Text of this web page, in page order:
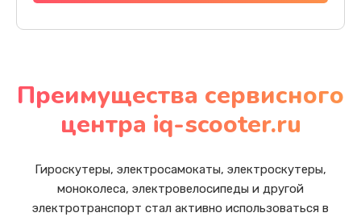
Преимущества сервисного
центра iq-scooter.ru
Гироскутеры, электросамокаты, электроскутеры,
моноколеса, электровелосипеды и другой
электротранспорт стал активно использоваться в